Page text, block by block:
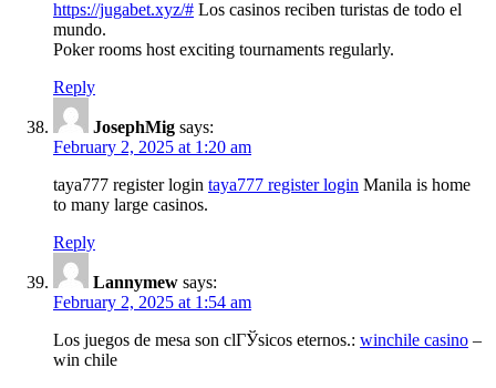
https://jugabet.xyz/# Los casinos reciben turistas de todo el
mundo.
Poker rooms host exciting tournaments regularly.
Reply
JosephMig says:
February 2, 2025 at 1:20 am
taya777 register login taya777 register login Manila is home
to many large casinos.
Reply
Lannymew says:
February 2, 2025 at 1:54 am
Los juegos de mesa son clГЎsicos eternos.: winchile casino –
win chile